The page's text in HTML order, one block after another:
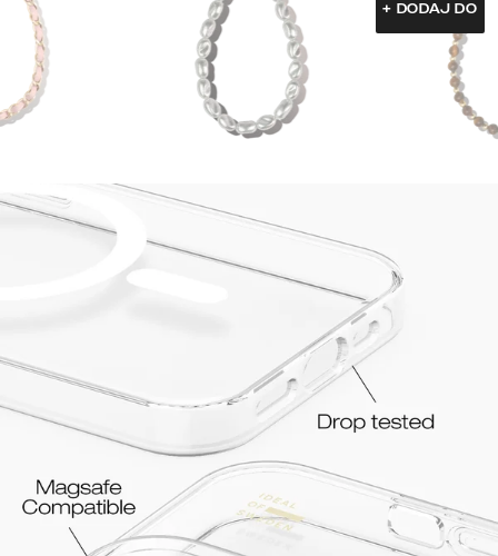
+ DODAJ DO